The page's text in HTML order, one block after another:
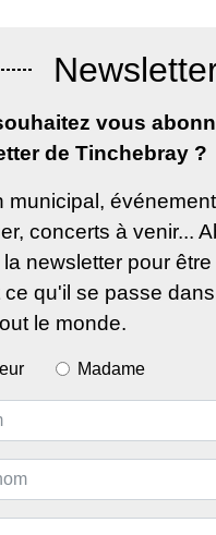
vous
de Tinchebray ?
municipal,
concerts à venir...
newsletter pour
ce qu'il se passe
le monde.
Madame